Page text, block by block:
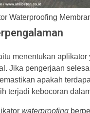
Waterproofing
menentukan
Jika pengerjaan
apakah
terjadi kebocoran
waterproofing